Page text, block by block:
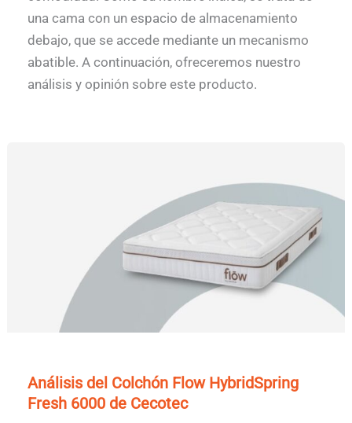
una cama con un espacio de almacenamiento
debajo, que se accede mediante un mecanismo
abatible. A continuación, ofreceremos nuestro
análisis y opinión sobre este producto.
Análisis del Colchón Flow HybridSpring
Fresh 6000 de Cecotec